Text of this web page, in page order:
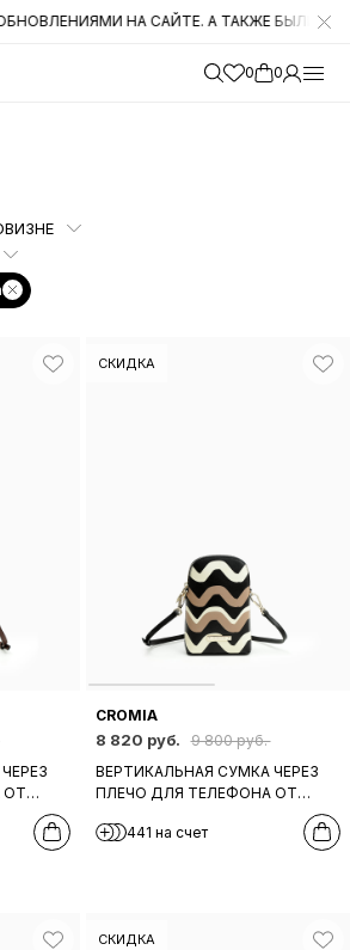
А ТАКЖЕ БЫЛИ СНИЖЕНЫ ЦЕНЫ НА
0 0
ОТ
КОЖИ C
СКИДКА
CROMIA
8 820 руб.
9 800 руб.
ВЕРТИКАЛЬНАЯ СУМКА ЧЕРЕЗ
ПЛЕЧО ДЛЯ ТЕЛЕФОНА ОТ
БЕЖЕВЫМ ПРИНТОМ
441 на счет
СКИДКА